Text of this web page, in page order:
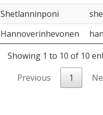
Shetlanninponi she
Hannoverinhevonen
Showing 1 to 10 of 10
Previous
1